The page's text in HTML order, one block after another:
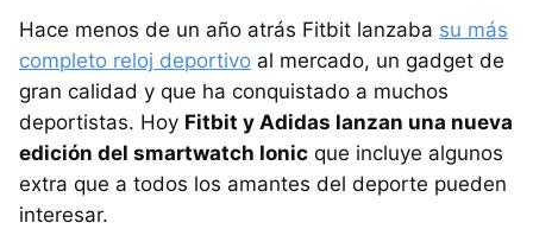
Hace menos de un año atrás Fitbit lanzaba su más
completo reloj deportivo al mercado, un gadget de
gran calidad y que ha conquistado a muchos
deportistas. Hoy Fitbit y Adidas lanzan una nueva
edición del smartwatch Ionic que incluye algunos
extra que a todos los amantes del deporte pueden
interesar.